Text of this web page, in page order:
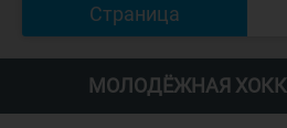
Страница
МОЛОДЁЖНАЯ